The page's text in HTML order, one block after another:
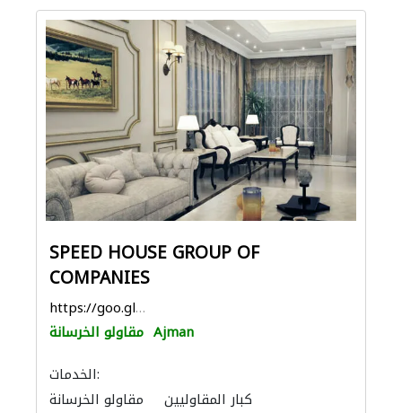
SPEED HOUSE GROUP OF
COMPANIES
https://goo.gl/maps/9THy4vp4DCnbRhC99
مقاولو الخرسانة Ajman
الخدمات:
مقاولو الخرسانة
كبار المقاوليين